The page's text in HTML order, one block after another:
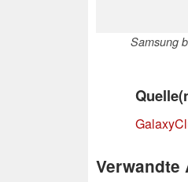
Samsung
Verwandte